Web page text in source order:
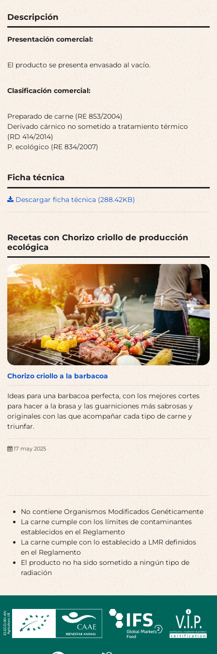
Descripción
Presentación comercial:
El producto se presenta envasado al vacío.
Clasificación comercial:
Preparado de carne (RE 853/2004)
Derivado cárnico no sometido a tratamiento térmico
(RD 414/2014)
P. ecológico (RE 834/2007)
Ficha técnica
Descargar ficha técnica (288.42KB)
Recetas con Chorizo criollo de producción
ecológica
Chorizo criollo a la barbacoa
Ideas para una barbacoa perfecta, con los mejores cortes
para hacer a la brasa y las guarniciones más sabrosas y
originales con las que acompañar cada tipo de carne y
triunfar.
17 may 2025
No contiene Organismos Modificados Genéticamente
La carne cumple con los límites de contaminantes
establecidos en el Reglamento
La carne cumple con lo establecido a LMR definidos
en el Reglamento
El producto no ha sido sometido a ningún tipo de
radiación